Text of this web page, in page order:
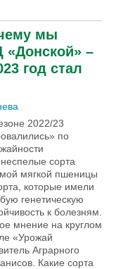
селекции в
мы
–
год стал
2022/23
по
сорта
мягкой пшеницы
которые имели
генетическую
к болезням.
мнение на круглом
«Урожай
Аграрного
Какие сорта